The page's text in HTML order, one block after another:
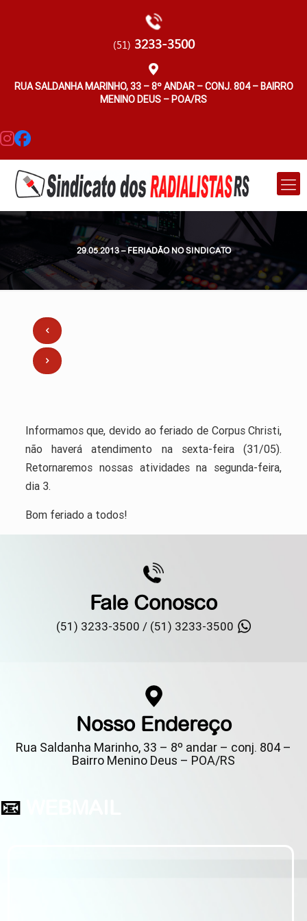
(51) 3233-3500
RUA SALDANHA MARINHO, 33 – 8º ANDAR – CONJ. 804 – BAIRRO
MENINO DEUS – POA/RS
29.05.2013 – FERIADÃO NO SINDICATO
Informamos que, devido ao feriado de Corpus Christi,
não haverá atendimento na sexta-feira (31/05).
Retornaremos nossas atividades na segunda-feira,
dia 3.
Bom feriado a todos!
Fale Conosco
(51) 3233-3500 / (51) 3233-3500
Nosso Endereço
Rua Saldanha Marinho, 33 – 8º andar – conj. 804 –
Bairro Menino Deus – POA/RS
📧